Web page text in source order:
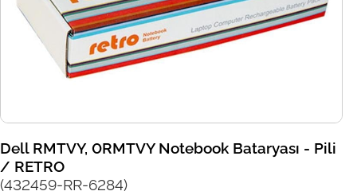
Dell RMTVY, 0RMTVY Notebook Bataryası - Pili
/ RETRO
(432459-RR-6284)